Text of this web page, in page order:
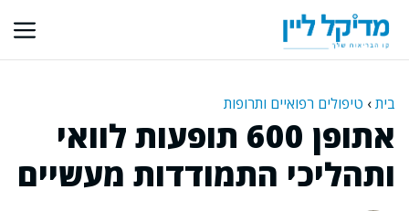
לתוכן
בית› טיפולים רפואיים ותרופות
אתופן 600 תופעות לוואי
ותהליכי התמודדות מעשיים